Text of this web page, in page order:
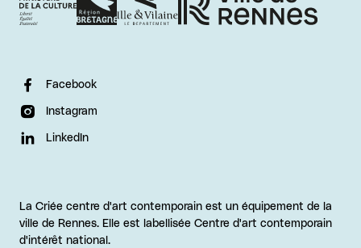
Facebook
Instagram
LinkedIn
La Criée centre d'art contemporain est un équipement de la
ville de Rennes. Elle est labellisée Centre d'art contemporain
d'intérêt national.